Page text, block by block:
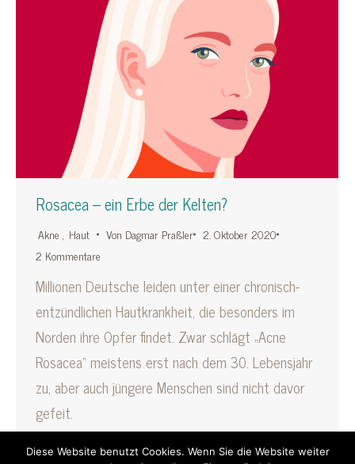
Rosacea – ein Erbe der Kelten?
Akne , Haut Von Dagmar Praßler 2. Oktober 2020
2 Kommentare
Millionen Deutsche leiden unter einer chronisch-
entzündlichen Hautkrankheit, die besonders im
Norden ihre Opfer findet. Zwar schlägt „Acne
Rosacea“ meistens erst nach dem 30. Lebensjahr
zu, aber auch jüngere Menschen sind nicht davor
gefeit.
Diese Website benutzt Cookies. Wenn Sie die Website weiter